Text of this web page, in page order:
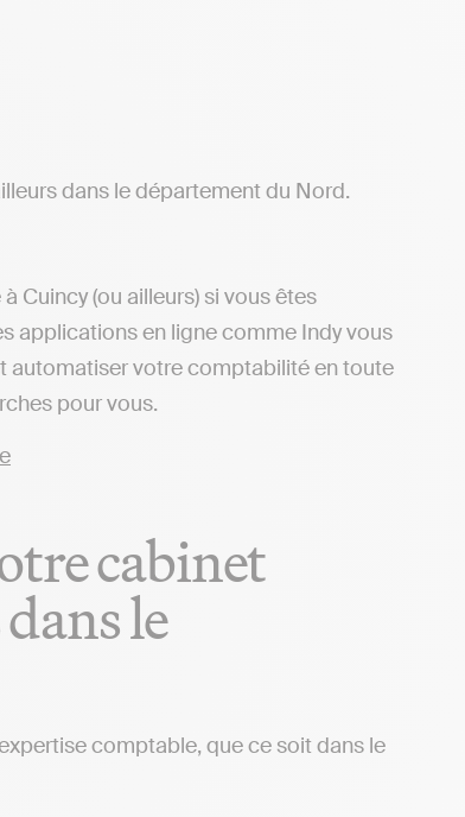
Options
dans le département du Nord.
Cuincy (ou ailleurs) si vous êtes
applications en ligne comme Indy vous
automatiser votre comptabilité en toute
pour vous.
cabinet
le
comptable, que ce soit dans le